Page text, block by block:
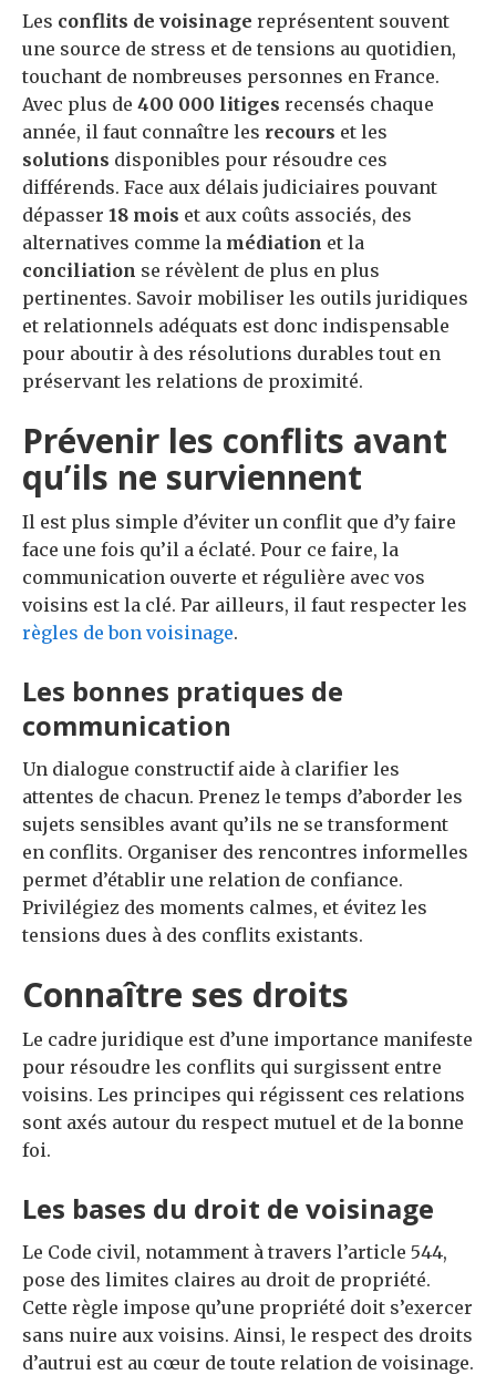
Les conflits de voisinage représentent souvent
une source de stress et de tensions au quotidien,
touchant de nombreuses personnes en France.
Avec plus de 400 000 litiges recensés chaque
année, il faut connaître les recours et les
solutions disponibles pour résoudre ces
différends. Face aux délais judiciaires pouvant
dépasser 18 mois et aux coûts associés, des
alternatives comme la médiation et la
conciliation se révèlent de plus en plus
pertinentes. Savoir mobiliser les outils juridiques
et relationnels adéquats est donc indispensable
pour aboutir à des résolutions durables tout en
préservant les relations de proximité.
Prévenir les conflits avant
qu’ils ne surviennent
Il est plus simple d’éviter un conflit que d’y faire
face une fois qu’il a éclaté. Pour ce faire, la
communication ouverte et régulière avec vos
voisins est la clé. Par ailleurs, il faut respecter les
règles de bon voisinage.
Les bonnes pratiques de
communication
Un dialogue constructif aide à clarifier les
attentes de chacun. Prenez le temps d’aborder les
sujets sensibles avant qu’ils ne se transforment
en conflits. Organiser des rencontres informelles
permet d’établir une relation de confiance.
Privilégiez des moments calmes, et évitez les
tensions dues à des conflits existants.
Connaître ses droits
Le cadre juridique est d’une importance manifeste
pour résoudre les conflits qui surgissent entre
voisins. Les principes qui régissent ces relations
sont axés autour du respect mutuel et de la bonne
foi.
Les bases du droit de voisinage
Le Code civil, notamment à travers l’article 544,
pose des limites claires au droit de propriété.
Cette règle impose qu’une propriété doit s’exercer
sans nuire aux voisins. Ainsi, le respect des droits
d’autrui est au cœur de toute relation de voisinage.